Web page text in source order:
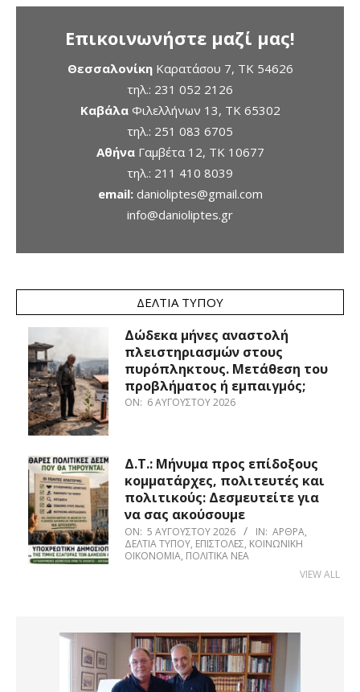
Επικοινωνήστε μαζί μας!
ΘεσσαλονίκηΚαρατάσου 7, TK 54626
τηλ.: 231 052 2126
ΚαβάλαΦιλελλήνων 13, ΤΚ 65302
τηλ.: 251 083 6705
ΑθήναΓαμβέτα 12, ΤΚ 10677
τηλ.: 211 410 8039
email: danioliptes@gmail.com
info@danioliptes.gr
ΔΕΛΤΊΑ ΤΎΠΟΥ
Δώδεκα μήνες αναστολή
πλειστηριασμών στους
πυρόπληκτους. Μετάθεση του
προβλήματος ή εμπαιγμός;
ON: 6 ΑΥΓΟΎΣΤΟΥ 2026
Δ.Τ.: Μήνυμα προς επίδοξους
κομματάρχες, πολιτευτές και
πολιτικούς: Δεσμευτείτε για
να σας ακούσουμε
ON: 5 ΑΥΓΟΎΣΤΟΥ 2026 IN: ΆΡΘΡΑ,
ΔΕΛΤΊΑ ΤΎΠΟΥ, ΕΠΙΣΤΟΛΈΣ, ΚΟΙΝΩΝΙΚΉ
ΟΙΚΟΝΟΜΊΑ, ΠΟΛΙΤΙΚΆ ΝΈΑ
VIEW ALL